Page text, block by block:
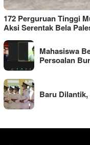
172 Perguruan Tinggi
Aksi Serentak Bela
Mahasiswa
Persoalan
Baru